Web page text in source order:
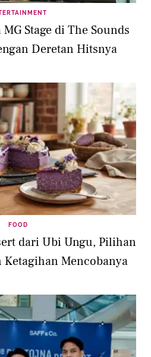
Stage di The Sounds
Deretan Hitsnya
FOOD
dari Ubi Ungu, Pilihan
Ketagihan Mencobanya